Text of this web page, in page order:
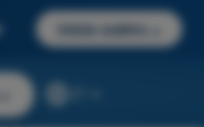
Inizia subito